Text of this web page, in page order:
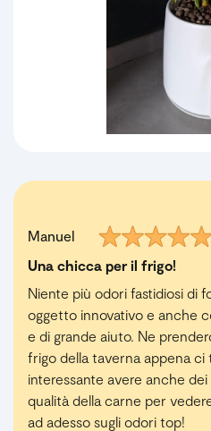
Manuel
Una chicca per il frigo!
Niente più odori fastidiosi di
oggetto innovativo e anche
e di grande aiuto. Ne
frigo della taverna appena ci
interessante avere anche
qualità della carne per
ad adesso sugli odori top!